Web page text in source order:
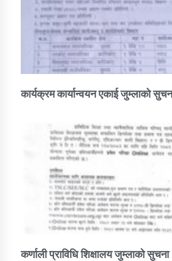
कार्यक्रम कार्यान्वयन एकाई जुम्लाको
कर्णाली प्राविधि शिक्षालय जुम्लाको सुचना